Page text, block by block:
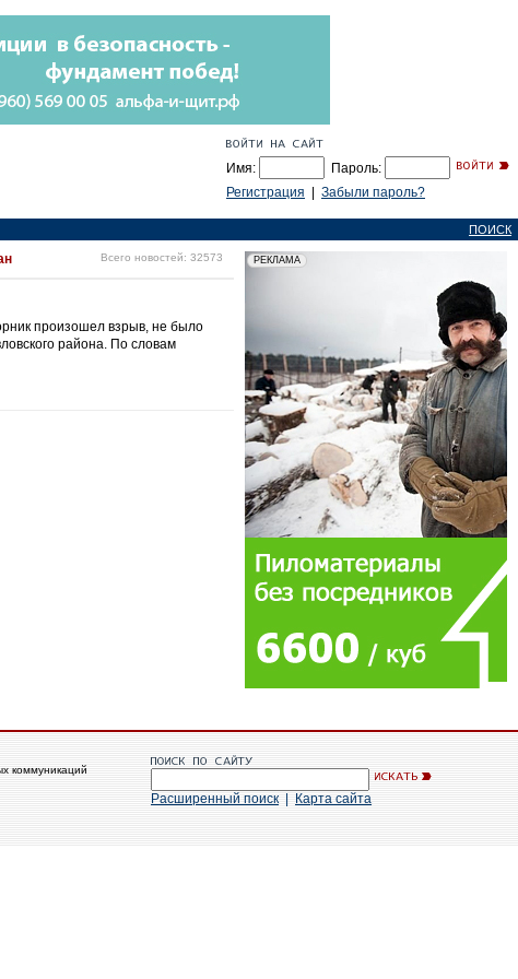
Имя:
Пароль:
Регистрация
Забыли пароль?
ПОИСК
Всего новостей: 32573
произошел взрыв, не было
района. По словам
коммуникаций
Расширенный поиск Карта сайта